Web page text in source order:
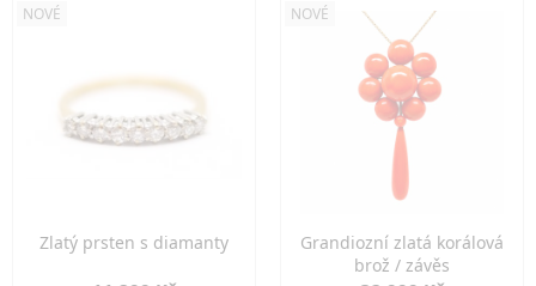
NOVÉ
Zlatý prsten s diamanty
NOVÉ
Grandiozní zlatá korálová
brož / závěs